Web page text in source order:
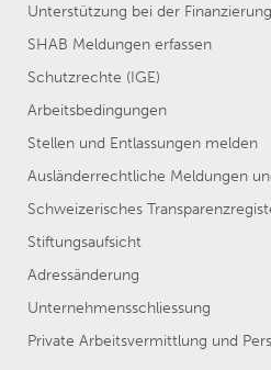
Unterstützung bei der Finanzierung
SHAB Meldungen erfassen
Schutzrechte (IGE)
Arbeitsbedingungen
Stellen und Entlassungen melden
Ausländerrechtliche Meldungen
Schweizerisches
Stiftungsaufsicht
Adressänderung
Unternehmensschliessung
Private Arbeitsvermittlung und